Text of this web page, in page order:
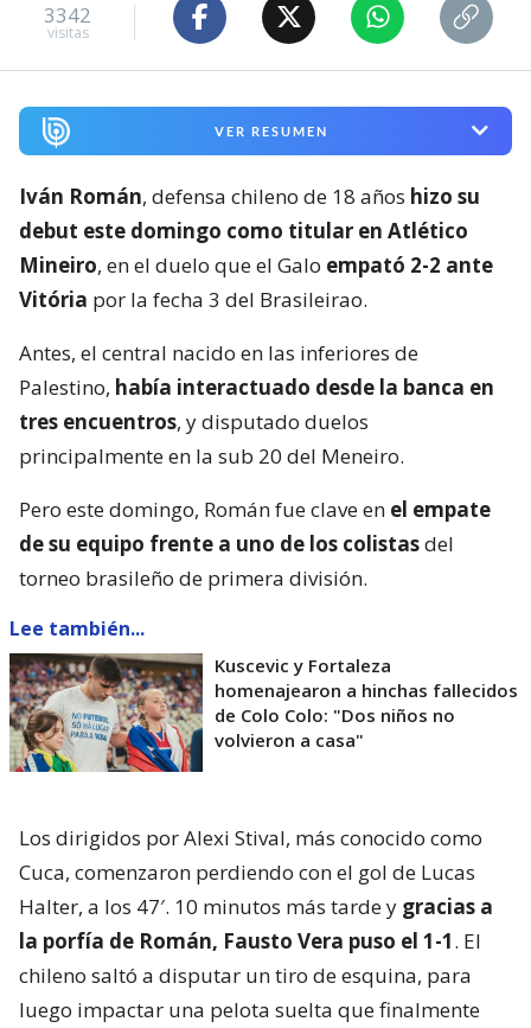
3342
visitas
VER RESUMEN
Iván Román, defensa chileno de 18 años hizo su
debut este domingo como titular en Atlético
Mineiro, en el duelo que el Galo empató 2-2 ante
Vitória por la fecha 3 del Brasileirao.
Antes, el central nacido en las inferiores de
Palestino, había interactuado desde la banca en
tres encuentros, y disputado duelos
principalmente en la sub 20 del Meneiro.
Pero este domingo, Román fue clave en el empate
de su equipo frente a uno de los colistasdel
torneo brasileño de primera división.
Lee también...
Kuscevic y Fortaleza
homenajearon a hinchas fallecidos
de Colo Colo: "Dos niños no
volvieron a casa"
Los dirigidos por Alexi Stival​​, más conocido como
Cuca, comenzaron perdiendo con el gol de Lucas
Halter, a los 47′. 10 minutos más tarde y gracias a
la porfía de Román, Fausto Vera puso el 1-1. El
chileno saltó a disputar un tiro de esquina, para
luego impactar una pelota suelta que finalmente